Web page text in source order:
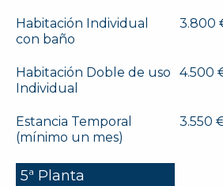
Habitación Individual
con baño
3.800
Habitación Doble de uso
Individual
4.500
Estancia Temporal
(mínimo un mes)
3.550
5ª Planta